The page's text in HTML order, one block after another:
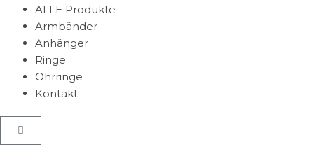
ALLE Produkte
Armbänder
Anhänger
Ringe
Ohrringe
Kontakt